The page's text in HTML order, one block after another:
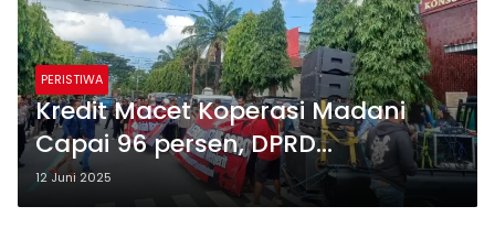
PERISTIWA
Kredit Macet Koperasi Madani
Capai 96 persen, DPRD
Trenggalek Soroti Kinerja
Pengurus
12 Juni 2025